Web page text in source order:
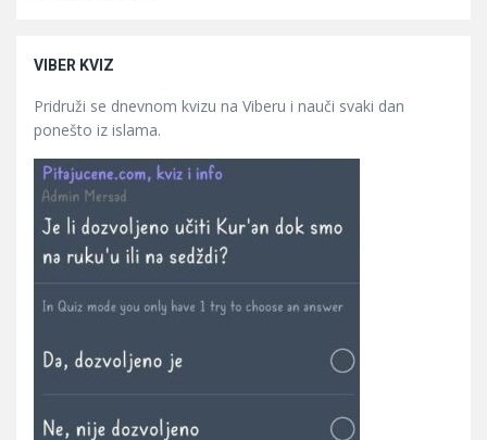
VIBER KVIZ
Pridruži se dnevnom kvizu na Viberu i nauči svaki dan
ponešto iz islama.